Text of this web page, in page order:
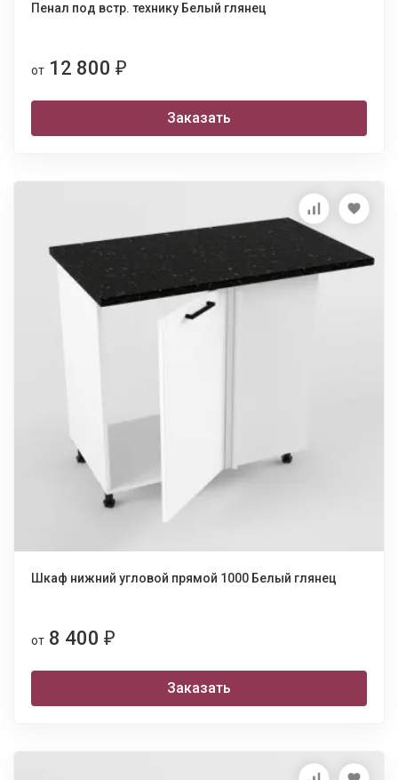
Пенал под встр. технику Белый глянец
от 12 800 ₽
Заказать
Шкаф нижний угловой прямой 1000 Белый глянец
от 8 400 ₽
Заказать